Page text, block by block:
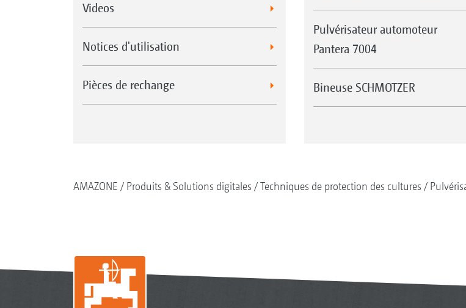
Videos
Notices d'utilisation
Pièces de rechange
Pulvérisateur automoteur
Pantera 7004
Bineuse SCHMOTZER
AMAZONE Produits & Solutions digitales Techniques de protection des cultures